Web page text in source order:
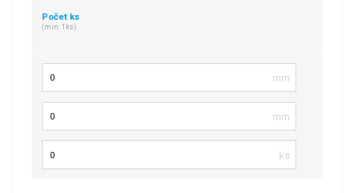
Počet ks
(min. 1ks)
Délka